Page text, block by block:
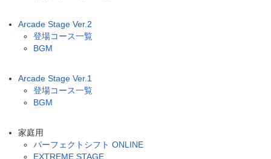
Arcade Stage Ver.2
登場コース一覧
BGM
Arcade Stage Ver.1
登場コース一覧
BGM
家庭用
パーフェクトシフト ONLINE
EXTREME STAGE